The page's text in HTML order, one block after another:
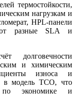
термостойкости,
нагрузкам и
HPL-панели
разные SLA и
долговечности
и химическим
износа и
в модель TCO, что
по экономике и